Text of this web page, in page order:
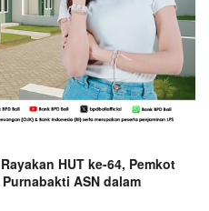
HUT ke-64, Pemkot
ASN dalam